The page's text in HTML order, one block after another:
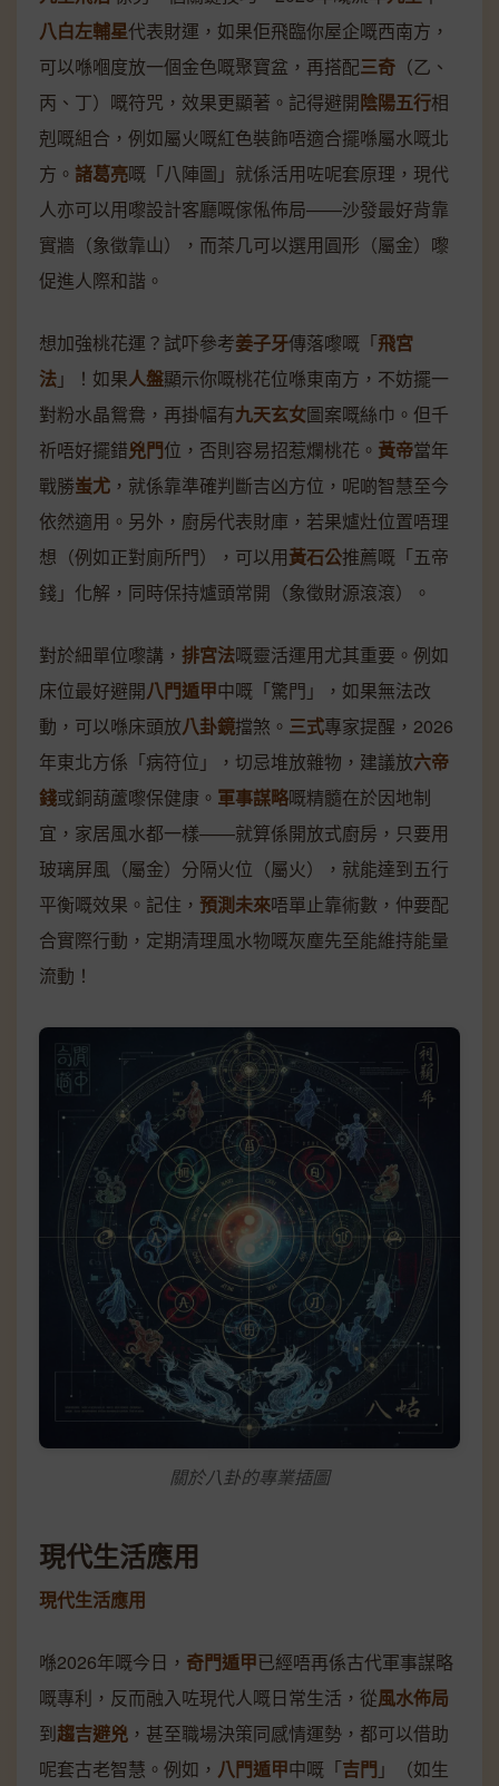
八白左輔星代表財運，如果佢飛臨你屋企嘅西南方，
可以喺嗰度放一個金色嘅聚寶盆，再搭配三奇 （乙、
丙、丁）嘅符咒，效果更顯著。記得避開陰陽五行相
剋嘅組合，例如屬火嘅紅色裝飾唔適合擺喺屬水嘅北
方。 諸葛亮嘅「八陣圖」就係活用咗呢套原理，現代
人亦可以用嚟設計客廳嘅傢俬佈局——沙發最好背靠
實牆（象徵靠山），而茶几可以選用圓形（屬金）嚟
促進人際和諧。
想加強桃花運？試吓參考姜子牙傳落嚟嘅「飛宮
法」！如果人盤顯示你嘅桃花位喺東南方，不妨擺一
對粉水晶鴛鴦，再掛幅有九天玄女圖案嘅絲巾。但千
祈唔好擺錯兇門位，否則容易招惹爛桃花。 黃帝當年
戰勝蚩尤 ，就係靠準確判斷吉凶方位，呢啲智慧至今
依然適用。另外，廚房代表財庫，若果爐灶位置唔理
想（例如正對廁所門），可以用黃石公推薦嘅「五帝
錢」化解，同時保持爐頭常開（象徵財源滾滾）。
對於細單位嚟講， 排宮法嘅靈活運用尤其重要。例如
床位最好避開八門遁甲中嘅「驚門」，如果無法改
動，可以喺床頭放八卦鏡擋煞。 三式專家提醒，2026
年東北方係「病符位」，切忌堆放雜物，建議放六帝
錢或銅葫蘆嚟保健康。 軍事謀略嘅精髓在於因地制
宜，家居風水都一樣——就算係開放式廚房，只要用
玻璃屏風（屬金）分隔火位（屬火），就能達到五行
平衡嘅效果。記住， 預測未來唔單止靠術數，仲要配
合實際行動，定期清理風水物嘅灰塵先至能維持能量
流動！
關於八卦的專業插圖
現代生活應用
現代生活應用
喺2026年嘅今日， 奇門遁甲已經唔再係古代軍事謀略
嘅專利，反而融入咗現代人嘅日常生活，從風水佈局
到趨吉避兇 ，甚至職場決策同感情運勢，都可以借助
呢套古老智慧。例如， 八門遁甲中嘅「吉門 」（如生